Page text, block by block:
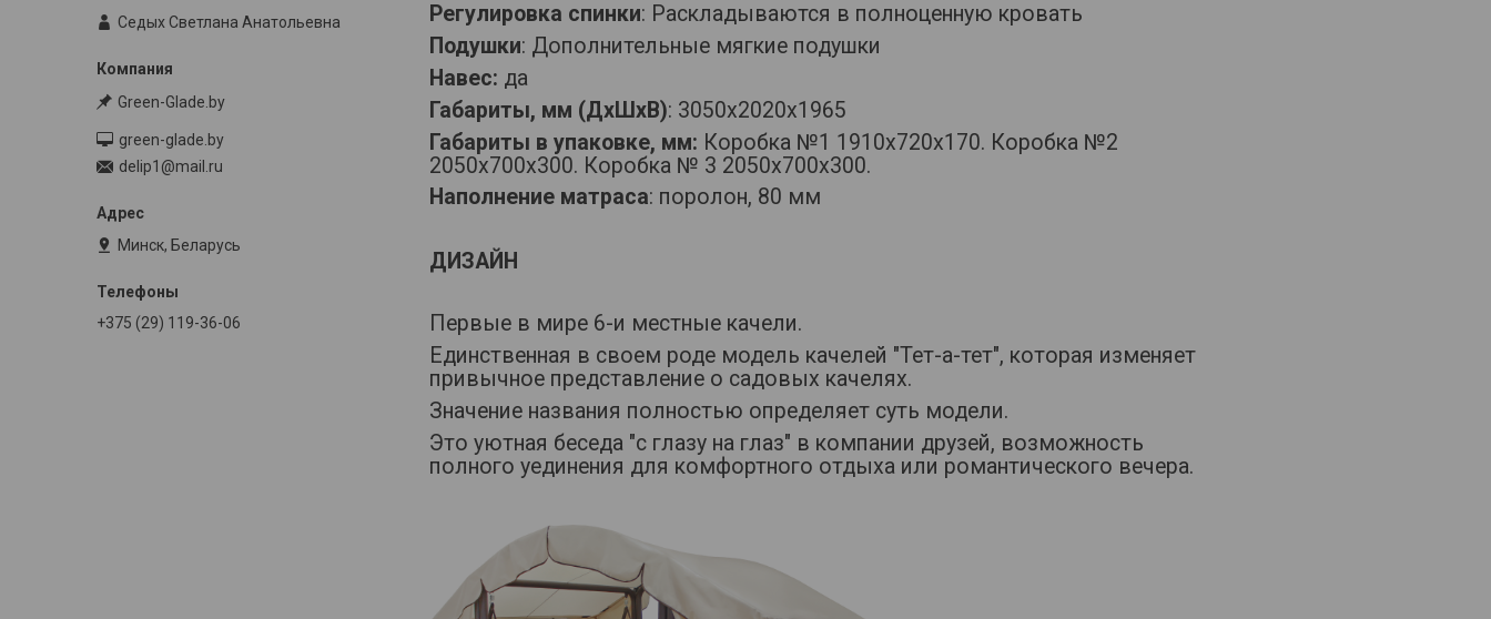
Регулировка спинки: Раскладываются в полноценную кровать
Подушки: Дополнительные мягкие подушки
Навес: да
Габариты, мм (ДхШхВ): 3050х2020х1965
Габариты в упаковке, мм: Коробка №1 1910х720х170. Коробка №2
2050х700х300. Коробка № 3 2050х700х300.
Наполнение матраса: поролон, 80 мм
ДИЗАЙН
Первые в мире 6-и местные качели.
Единственная в своем роде модель качелей "Тет-а-тет", которая изменяет
привычное представление о садовых качелях.
Значение названия полностью определяет суть модели.
Это уютная беседа "с глазу на глаз" в компании друзей, возможность
полного уединения для комфортного отдыха или романтического вечера.
Седых Светлана Анатольевна
Green-Glade.by
green-glade.by
delip1@mail.ru
Минск, Беларусь
+375 (29) 119-36-06